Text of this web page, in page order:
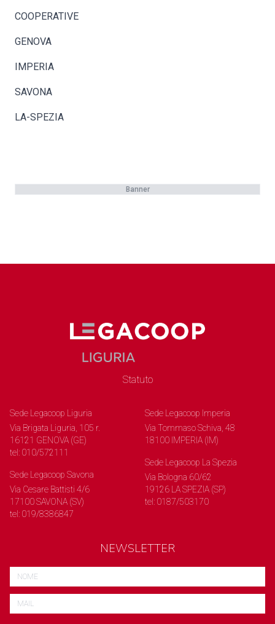
COOPERATIVE
GENOVA
IMPERIA
SAVONA
LA-SPEZIA
Banner
Statuto
Sede Legacoop Liguria
Via Brigata Liguria, 105 r.
16121 GENOVA (GE)
tel: 010/572111
Sede Legacoop Savona
Via Cesare Battisti 4/6
17100 SAVONA (SV)
tel: 019/8386847
Sede Legacoop Imperia
Via Tommaso Schiva, 48
18100 IMPERIA (IM)
Sede Legacoop La Spezia
Via Bologna 60/62
19126 LA SPEZIA (SP)
tel: 0187/503170
NEWSLETTER